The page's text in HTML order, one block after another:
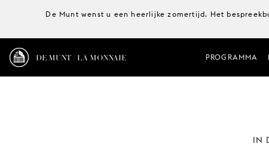
De Munt wenst u een heerlijke zomertijd. Het
DE MUNT / LA MONNAIE PROGRAMMA
IN